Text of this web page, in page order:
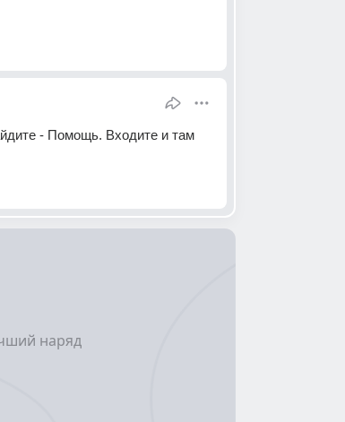
- Помощь. Входите и там